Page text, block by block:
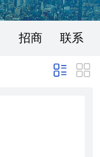
招商 联系